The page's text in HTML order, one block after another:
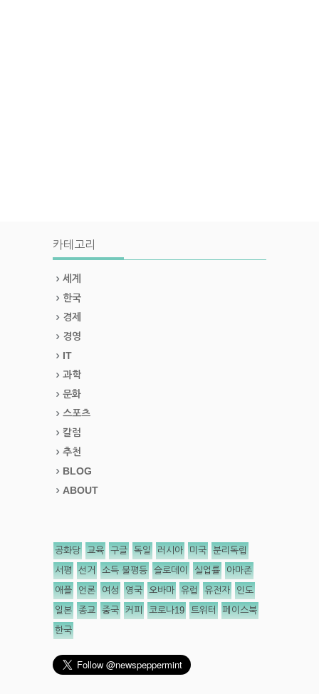
카테고리
세계
한국
경제
경영
IT
과학
문화
스포츠
칼럼
추천
BLOG
ABOUT
공화당 교육 구글 독일 러시아 미국 분리독립
서평 선거 소득 불평등 슬로데이 실업률 아마존
애플 언론 여성 영국 오바마 유럽 유전자 인도
일본 종교 중국 커피 코로나19 트위터 페이스북
한국